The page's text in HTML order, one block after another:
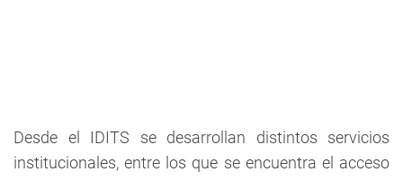
Desde el IDITS se desarrollan distintos servicios
institucionales, entre los que se encuentra el acceso